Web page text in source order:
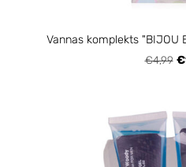
Vannas komplekts "BIJOU
€4,99